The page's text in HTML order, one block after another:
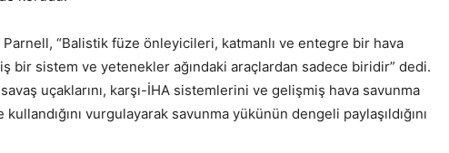
“Balistik füze önleyicileri, katmanlı ve entegre bir hava
bir sistem ve yetenekler ağındaki araçlardan sadece biridir” dedi.
uçaklarını, karşı-İHA sistemlerini ve gelişmiş hava savunma
vurgulayarak savunma yükünün dengeli paylaşıldığını